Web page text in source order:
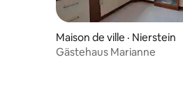
Maison de ville · Nierstein
Gästehaus Marianne